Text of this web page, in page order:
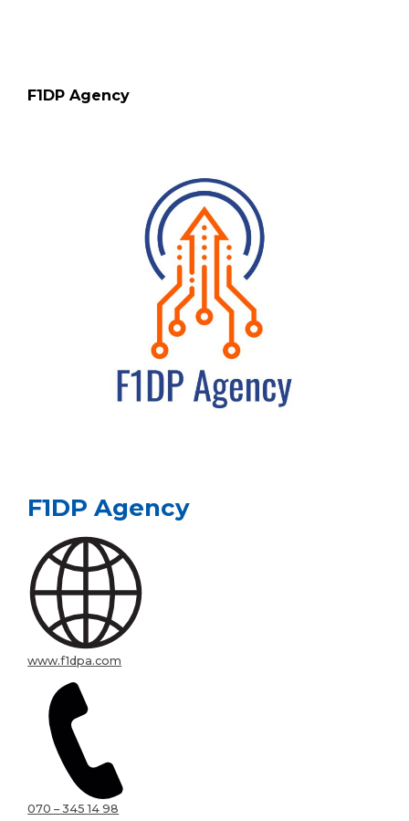
F1DP Agency
F1DP Agency
www.f1dpa.com
070 – 345 14 98